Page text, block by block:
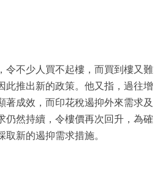
令不少人買不起樓，而買到樓又難
此推出新的政策。他又指，過往增
著成效，而印花稅遏抑外來需求及
仍然持續，令樓價再次回升，為確
新的遏抑需求措施。